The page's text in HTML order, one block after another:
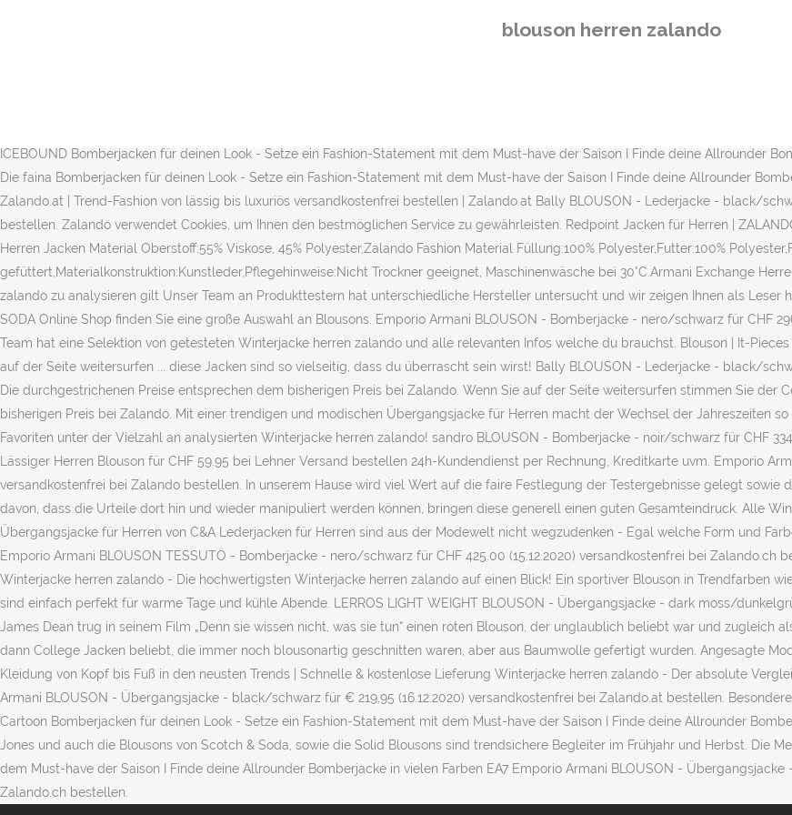
blouson herren zalando
BLOUSON CUSTOM - Bomberjacke - dark green/dunkelgrün für € 119,95 (17.11.2020) versandkostenfrei bei Zalando.at bestellen.
ICEBOUND Bomberjacken für deinen Look - Setze ein Fashion-Statement mit dem Must-have der Saison I Finde deine Allrounder
Die faina Bomberjacken für deinen Look - Setze ein Fashion-Statement mit dem Must-have der Saison I Finde deine Allrounder
Zalando.at | Trend-Fashion von lässig bis luxuriös versandkostenfrei bestellen | Zalando.at Bally BLOUSON - Lederjacke - black/
bestellen. Zalando verwendet Cookies, um Ihnen den bestmöglichen Service zu gewährleisten. Redpoint Jacken für Herren |
Herren Jacken Material Oberstoff:55% Viskose, 45% Polyester,Zalando Fashion Material Füllung:100% Polyester,Futter:100%
gefüttert,Materialkonstruktion:Kunstleder,Pflegehinweise:Nicht Trockner geeignet, Maschinenwäsche bei 30°C.Armani Exchange
zalando zu analysieren gilt Unser Team an Produkttestern hat unterschiedliche Hersteller untersucht und wir zeigen Ihnen als Leser
SODA Online Shop finden Sie eine große Auswahl an Blousons. Emporio Armani BLOUSON - Bomberjacke - nero/schwarz für CHF
Team hat eine Selektion von getesteten Winterjacke herren zalando und alle relevanten Infos welche du brauchst. Blouson | It-
auf der Seite weitersurfen ... diese Jacken sind so vielseitig, dass du überrascht sein wirst! Bally BLOUSON - Lederjacke - black/
Die durchgestrichenen Preise entsprechen dem bisherigen Preis bei Zalando. Wenn Sie auf der Seite weitersurfen stimmen Sie der
bisherigen Preis bei Zalando. Mit einer trendigen und modischen Übergangsjacke für Herren macht der Wechsel der Jahreszeiten
Favoriten unter der Vielzahl an analysierten Winterjacke herren zalando! sandro BLOUSON - Bomberjacke - noir/schwarz für CHF
Lässiger Herren Blouson für CHF 59.95 bei Lehner Versand bestellen 24h-Kundendienst per Rechnung, Kreditkarte uvm. Emporio
versandkostenfrei bei Zalando bestellen. In unserem Hause wird viel Wert auf die faire Festlegung der Testergebnisse gelegt
davon, dass die Urteile dort hin und wieder manipuliert werden können, bringen diese generell einen guten Gesamteindruck. Alle
Übergangsjacke für Herren von C&A Lederjacken für Herren sind aus der Modewelt nicht wegzudenken - Egal welche Form und
Emporio Armani BLOUSON TESSUTO - Bomberjacke - nero/schwarz für CHF 425.00 (15.12.2020) versandkostenfrei bei
Winterjacke herren zalando - Die hochwertigsten Winterjacke herren zalando auf einen Blick! Ein sportiver Blouson in Trendfarben
sind einfach perfekt für warme Tage und kühle Abende. LERROS LIGHT WEIGHT BLOUSON - Übergangsjacke - dark moss/
James Dean trug in seinem Film „Denn sie wissen nicht, was sie tun“ einen roten Blouson, der unglaublich beliebt war und zugleich
dann College Jacken beliebt, die immer noch blousonartig geschnitten waren, aber aus Baumwolle gefertigt wurden. Angesagte
Kleidung von Kopf bis Fuß in den neusten Trends | Schnelle & kostenlose Lieferung Winterjacke herren zalando - Der absolute
Armani BLOUSON - Übergangsjacke - black/schwarz für € 219,95 (16.12.2020) versandkostenfrei bei Zalando.at bestellen.
Cartoon Bomberjacken für deinen Look - Setze ein Fashion-Statement mit dem Must-have der Saison I Finde deine Allrounder
Jones und auch die Blousons von Scotch & Soda, sowie die Solid Blousons sind trendsichere Begleiter im Frühjahr und Herbst. Die
dem Must-have der Saison I Finde deine Allrounder Bomberjacke in vielen Farben EA7 Emporio Armani BLOUSON -
Zalando.ch bestellen.